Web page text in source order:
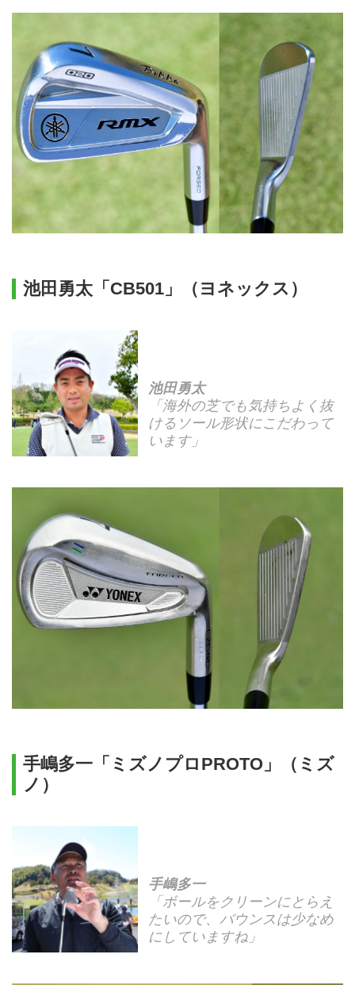
池田勇太「CB501」（ヨネックス）
池田勇太
「海外の芝でも気持ちよく抜
けるソール形状にこだわって
います」
手嶋多一「ミズノプロPROTO」（ミズ
ノ）
手嶋多一
「ボールをクリーンにとらえ
たいので、バウンスは少なめ
にしていますね」